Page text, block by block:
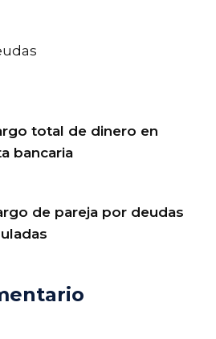
total de dinero en
bancaria
de pareja por deudas